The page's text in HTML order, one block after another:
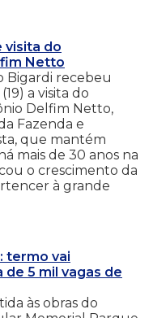
visita do
Netto
Bigardi recebeu
a visita do
Delfim Netto,
Fazenda e
que mantém
mais de 30 anos na
o crescimento da
à grande
termo vai
de 5 mil vagas de
às obras do